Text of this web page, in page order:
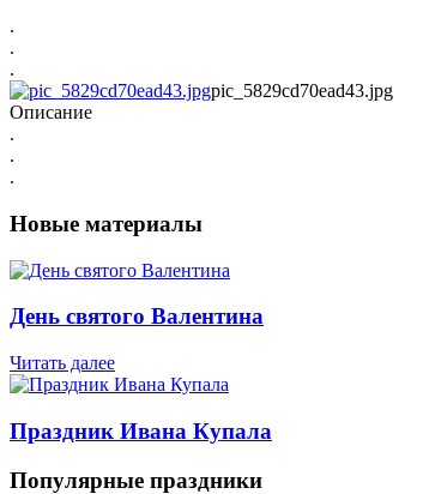
.
.
.
pic_5829cd70ead43.jpg
Описание
.
.
.
Новые материалы
День святого Валентина
Читать далее
Праздник Ивана Купала
Популярные праздники